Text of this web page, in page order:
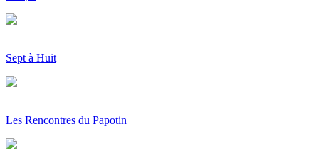
Sept à Huit
Les Rencontres du Papotin